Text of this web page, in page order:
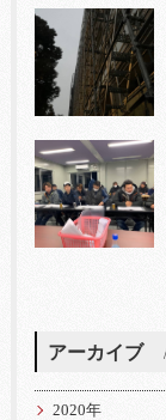
アーカイブ
2020年